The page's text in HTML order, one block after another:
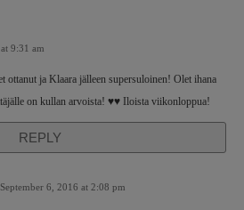
9:31 am
ja Klaara jälleen supersuloinen! Olet ihana
on kullan arvoista! ♥♥ Iloista viikonloppua!
REPLY
September 6, 2016 at 2:08 pm